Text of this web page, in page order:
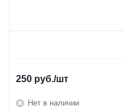
250 руб./шт
Нет в наличии